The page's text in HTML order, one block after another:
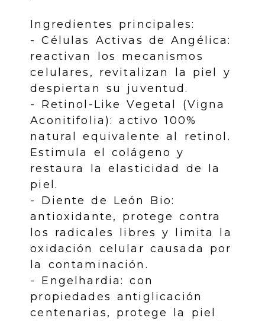
Ingredientes principales:
- Células Activas de Angélica:
reactivan los mecanismos
celulares, revitalizan la piel y
despiertan su juventud.
- Retinol-Like Vegetal (Vigna
Aconitifolia): activo 100%
natural equivalente al retinol.
Estimula el colágeno y
restaura la elasticidad de la
piel.
- Diente de León Bio:
antioxidante, protege contra
los radicales libres y limita la
oxidación celular causada por
la contaminación.
- Engelhardia: con
propiedades antiglicación
centenarias, protege la piel